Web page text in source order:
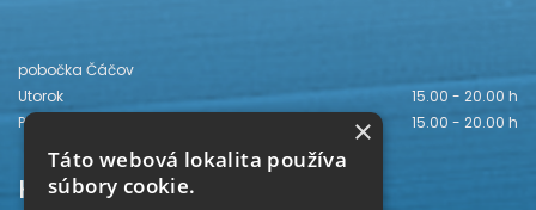
pobočka Čáčov
Utorok
15.00 - 20.00 h
Piatok
15.00 - 20.00 h
Kontakt
×
Táto webová lokalita používa
súbory cookie.